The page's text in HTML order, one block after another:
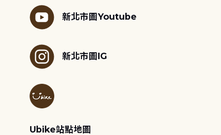
新北市圖Youtube
新北市圖IG
Ubike站點地圖